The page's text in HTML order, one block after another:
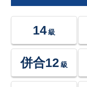
14 級
併合12 級